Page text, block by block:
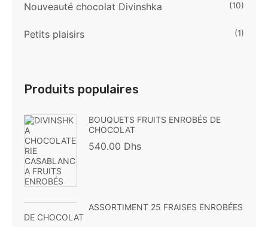
Nouveauté chocolat Divinshka (10)
Petits plaisirs (1)
Produits populaires
BOUQUETS FRUITS ENROBÉS DE
CHOCOLAT
540.00 Dhs
ASSORTIMENT 25 FRAISES ENROBÉES
DE CHOCOLAT